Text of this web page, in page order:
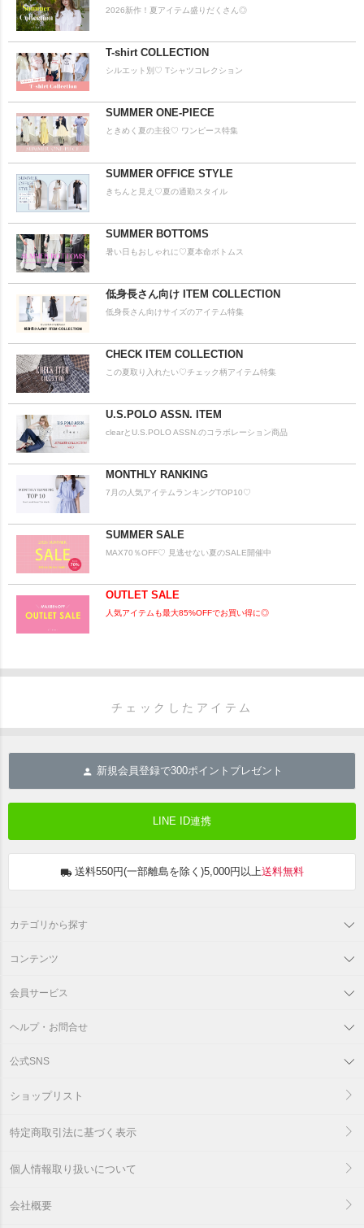
2026新作！夏アイテム盛りだくさん◎
T-shirt COLLECTION
シルエット別♡ Tシャツコレクション
SUMMER ONE-PIECE
ときめく夏の主役♡ ワンピース特集
SUMMER OFFICE STYLE
きちんと見え♡夏の通勤スタイル
SUMMER BOTTOMS
暑い日もおしゃれに♡夏本命ボトムス
低身長さん向け ITEM COLLECTION
低身長さん向けサイズのアイテム特集
CHECK ITEM COLLECTION
この夏取り入れたい♡チェック柄アイテム特集
U.S.POLO ASSN. ITEM
clearとU.S.POLO ASSN.のコラボレーション商品
MONTHLY RANKING
7月の人気アイテムランキングTOP10♡
SUMMER SALE
MAX70％OFF♡ 見逃せない夏のSALE開催中
OUTLET SALE
人気アイテムも最大85%OFFでお買い得に◎
チェックしたアイテム
新規会員登録で300ポイントプレゼント
LINE ID連携
送料550円(一部離島を除く)5,000円以上送料無料
カテゴリから探す
コンテンツ
会員サービス
ヘルプ・お問合せ
公式SNS
ショップリスト
特定商取引法に基づく表示
個人情報取り扱いについて
会社概要